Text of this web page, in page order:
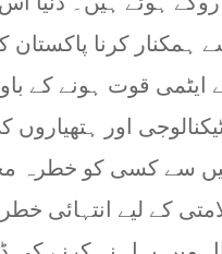
ہمکنار کرنا
ایٹمی قوت ہونے کے
ٹیکنالوجی اور
سے کسی کو خطرہ
کے لیے انتہائی